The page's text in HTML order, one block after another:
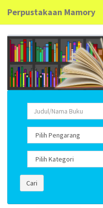
Perpustakaan Mamory
Cari